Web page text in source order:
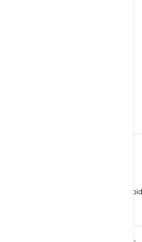
在微信中关注